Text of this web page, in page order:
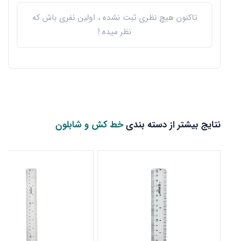
تاکنون هیچ نظری ثبت نشده ، اولین نفری باش که
نظر میده !
نتایج بیشتر از دسته بندیخط کش و شابلون